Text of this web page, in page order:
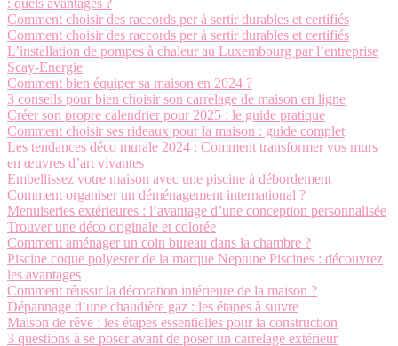
: quels avantages ?
Comment choisir des raccords per à sertir durables et certifiés
Comment choisir des raccords per à sertir durables et certifiés
L’installation de pompes à chaleur au Luxembourg par l’entreprise
Scay-Energie
Comment bien équiper sa maison en 2024 ?
3 conseils pour bien choisir son carrelage de maison en ligne
Créer son propre calendrier pour 2025 : le guide pratique
Comment choisir ses rideaux pour la maison : guide complet
Les tendances déco murale 2024 : Comment transformer vos murs
en œuvres d’art vivantes
Embellissez votre maison avec une piscine à débordement
Comment organiser un déménagement international ?
Menuiseries extérieures : l’avantage d’une conception personnalisée
Trouver une déco originale et colorée
Comment aménager un coin bureau dans la chambre ?
Piscine coque polyester de la marque Neptune Piscines : découvrez
les avantages
Comment réussir la décoration intérieure de la maison ?
Dépannage d’une chaudière gaz : les étapes à suivre
Maison de rêve : les étapes essentielles pour la construction
3 questions à se poser avant de poser un carrelage extérieur